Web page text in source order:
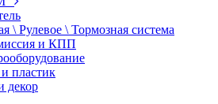
\ Рулевое \ Тормозная система
и КПП
пластик
декор